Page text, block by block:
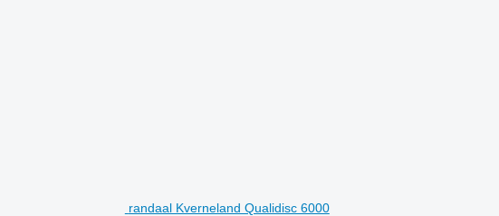
randaal Kverneland Qualidisc 6000